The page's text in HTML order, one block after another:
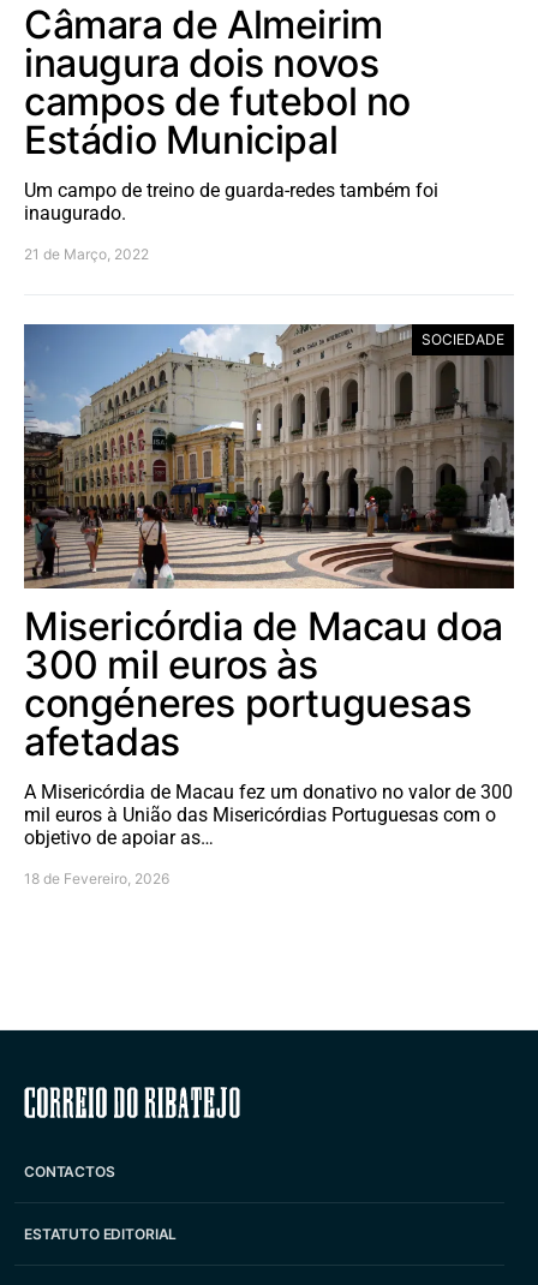
Câmara de Almeirim
inaugura dois novos
campos de futebol no
Estádio Municipal
Um campo de treino de guarda-redes também foi
inaugurado.
21 de Março, 2022
SOCIEDADE
Misericórdia de Macau doa
300 mil euros às
congéneres portuguesas
afetadas
A Misericórdia de Macau fez um donativo no valor de 300
mil euros à União das Misericórdias Portuguesas com o
objetivo de apoiar as…
18 de Fevereiro, 2026
Correio do Ribatejo
CONTACTOS
ESTATUTO EDITORIAL